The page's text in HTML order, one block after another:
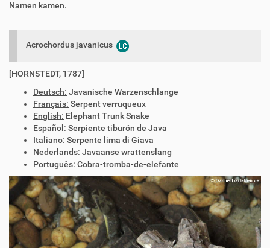
Namen kamen.
Acrochordus javanicus
[HORNSTEDT, 1787]
Deutsch: Javanische Warzenschlange
Français: Serpent verruqueux
English: Elephant Trunk Snake
Español: Serpiente tiburón de Java
Italiano: Serpente lima di Giava
Nederlands: Javaanse wrattenslang
Português: Cobra-tromba-de-elefante